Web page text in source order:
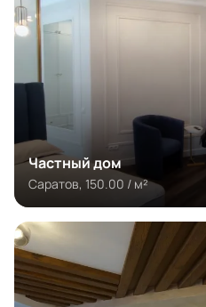
Частный дом
Саратов, 150.00 / м²